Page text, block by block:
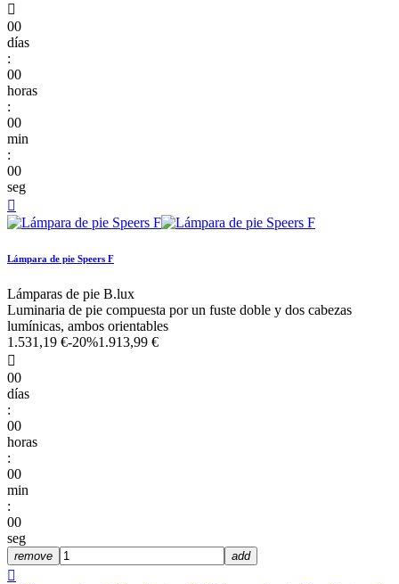

00
días
:
00
horas
:
00
min
:
00
seg

Lámpara de pie Speers F
Lámparas de pie B.lux
Luminaria de pie compuesta por un fuste doble y dos cabezas
lumínicas, ambos orientables
1.531,19 €-20%1.913,99 €

00
días
:
00
horas
:
00
min
:
00
seg
remove add
